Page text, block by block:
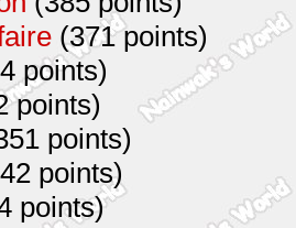
(371 points)
points)
points)
points)
points)
points)